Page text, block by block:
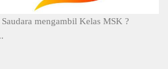
Saudara mengambil Kelas MSK ?